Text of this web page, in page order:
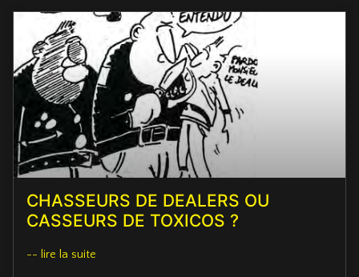
CHASSEURS DE DEALERS OU
CASSEURS DE TOXICOS ?
-- lire la suite